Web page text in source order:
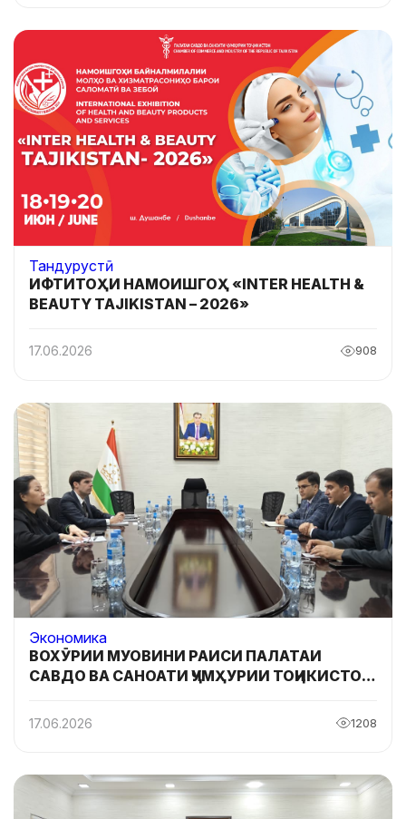
Тандурустӣ
ИФТИТОҲИ НАМОИШГОҲ «INTER HEALTH &
BEAUTY TAJIKISTAN – 2026»
17.06.2026 908
Экономика
ВОХӮРИИ МУОВИНИ РАИСИ ПАЛАТАИ
САВДО ВА САНОАТИ ҶУМҲУРИИ ТОҶИКИСТОН
«MEGA FORTRIS GROUP»
17.06.2026 1208